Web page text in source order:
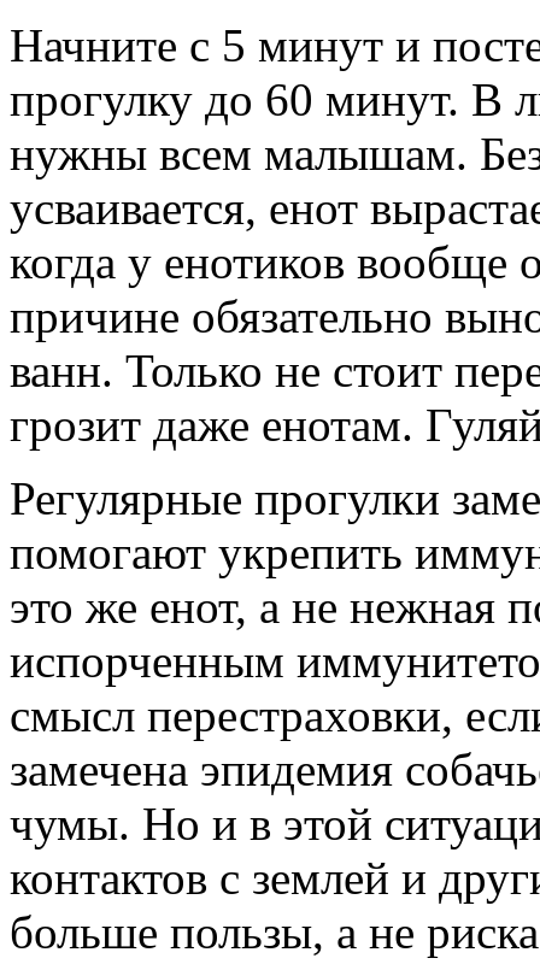
Начните с 5 минут и
прогулку до 60 минут. В
нужны всем малышам.
усваивается, енот
когда у енотиков вообще
причине обязательно
ванн. Только не стоит
грозит даже енотам.
Регулярные прогулки
помогают укрепить
это же енот, а не нежная
испорченным
смысл перестраховки,
замечена эпидемия
чумы. Но и в этой
контактов с землей и
больше пользы, а не